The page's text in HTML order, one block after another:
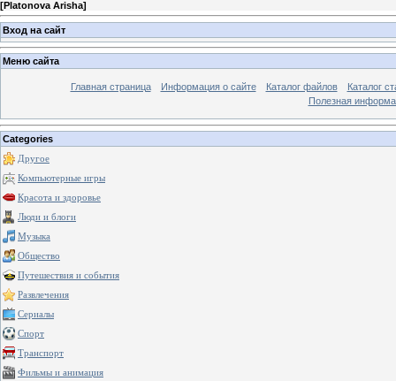
[Platonova Arisha]
Вход на сайт
Меню сайта
Главная страница Информация о сайте Каталог файлов
Каталог
Полезная
Categories
Другое
Компьютерные игры
Красота и здоровье
Люди и блоги
Музыка
Общество
Путешествия и события
Развлечения
Сериалы
Спорт
Транспорт
Фильмы и анимация